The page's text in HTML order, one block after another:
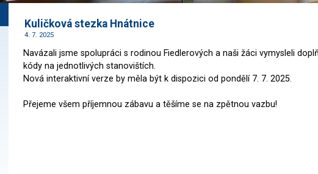
Kuličková stezka Hnátnice
4. 7. 2025
Navázali jsme spolupráci s rodinou Fiedlerových a naši žáci vymysleli
kódy na jednotlivých stanovištích.
Nová interaktivní verze by měla být k dispozici od pondělí 7. 7. 2025.
Přejeme všem příjemnou zábavu a těšíme se na zpětnou vazbu!